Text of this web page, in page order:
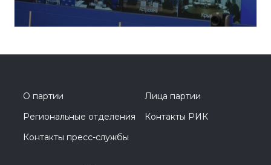
О партии
Лица партии
Региональные отделения
Контакты РИК
Контакты пресс-службы